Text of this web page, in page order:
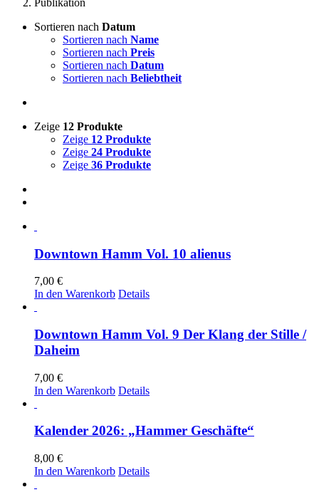
Sortieren nach Datum
Sortieren nach Name
Sortieren nach Preis
Sortieren nach Datum
Sortieren nach Beliebtheit
Zeige 12 Produkte
Zeige 12 Produkte
Zeige 24 Produkte
Zeige 36 Produkte
Downtown Hamm Vol. 10 alienus
7,00 €
In den Warenkorb Details
Downtown Hamm Vol. 9 Der Klang der Stille /
Daheim
7,00 €
In den Warenkorb Details
Kalender 2026: „Hammer Geschäfte“
8,00 €
In den Warenkorb Details